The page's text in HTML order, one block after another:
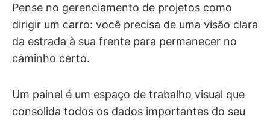
Pense no gerenciamento de projetos como
dirigir um carro: você precisa de uma visão clara
da estrada à sua frente para permanecer no
caminho certo.
Um painel é um espaço de trabalho visual que
consolida todos os dados importantes do seu